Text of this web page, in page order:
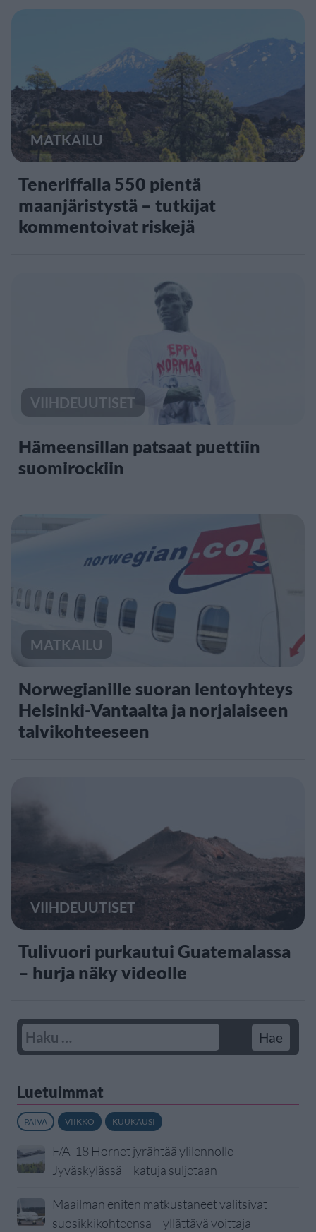
MATKAILU
Teneriffalla 550 pientä
maanjäristystä – tutkijat
kommentoivat riskejä
VIIHDEUUTISET
Hämeensillan patsaat puettiin
suomirockiin
MATKAILU
Norwegianille suoran lentoyhteys
Helsinki-Vantaalta ja norjalaiseen
talvikohteeseen
VIIHDEUUTISET
Tulivuori purkautui Guatemalassa
– hurja näky videolle
Luetuimmat
PÄIVÄ VIIKKO KUUKAUSI
F/A-18 Hornet jyrähtää ylilennolle
Jyväskylässä – katuja suljetaan
Maailman eniten matkustaneet valitsivat
suosikkikohteensa – yllättävä voittaja